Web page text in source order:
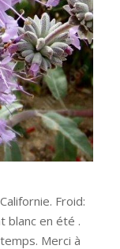
Froid:
blanc en été .
Merci à